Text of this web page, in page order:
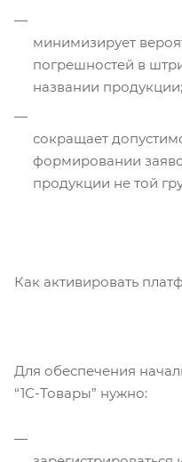
минимизирует
погрешностей в
названии продукции;
сокращает
формировании
продукции не той
Как активировать
Для обеспечения
“1С-Товары” нужно: